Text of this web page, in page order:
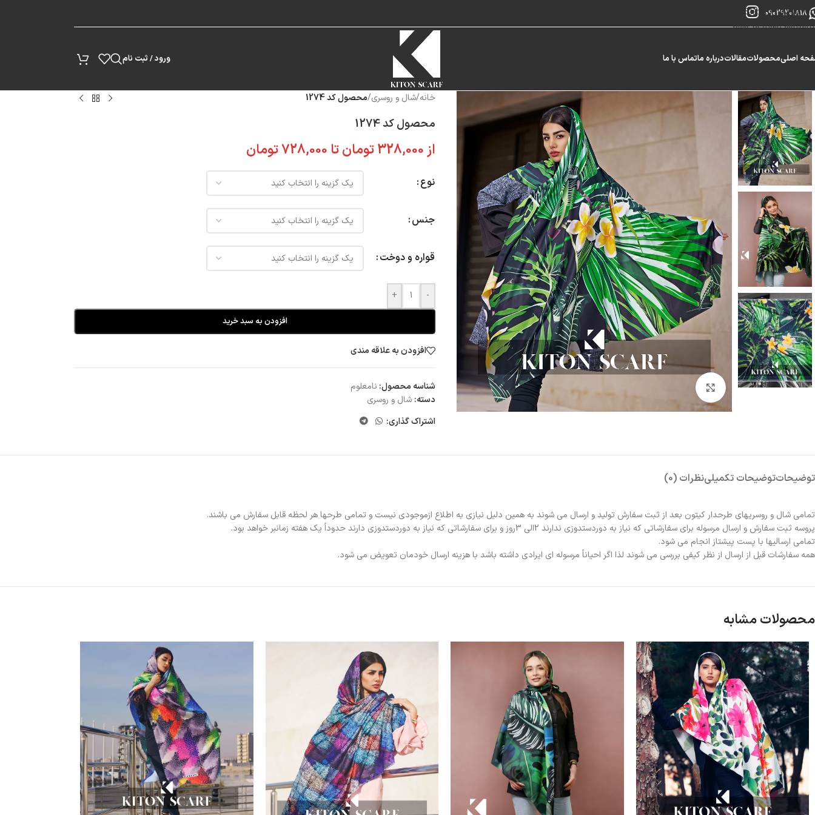
Skip to navigation
Skip to main content
09029201818
اصلیمحصولاتمقالاتدرباره ماتماس با ما ورود / ثبت نام
خانه/شال و روسری/محصول کد 1274
محصول کد 1274
از328,000تومانتا 728,000تومان
نوع
جنس
قواره و دوخت
-
+
افزودن به سبد خرید
افزودن به علاقه مندی
شناسه محصول: نامعلوم
دسته: شال و روسری
اشتراک گذاری:
توضیحاتتوضیحات تکمیلینظرات (0)
تمامی شال و روسریهای طرحدار کیتون بعد از ثبت سفارش تولید و ارسال می شوند به همین دلیل نیازی به اطلاع ازموجودی نیست و تمامی طرحها هر لحظه قابل سفارش می باشند.
پروسه ثبت سفارش و ارسال مرسوله برای سفارشاتی که نیاز به دوردستدوزی ندارند 2الی 3روز و برای سفارشاتی که نیاز به دوردستدوزی دارند حدوداً یک هفته زمانبر خواهد بود.
تمامی ارسالیها با پست پیشتاز انجام می شود.
همه سفارشات قبل از ارسال از نظر کیفی بررسی می شوند لذا اگر احیاناً مرسوله ای ایرادی داشته باشد با هزینه ارسال خودمان تعویض می شود.
محصولات مشابه